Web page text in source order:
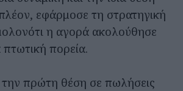
εφάρμοσε τη στρατηγική
η αγορά ακολούθησε
πορεία.
πρώτη θέση σε πωλήσεις